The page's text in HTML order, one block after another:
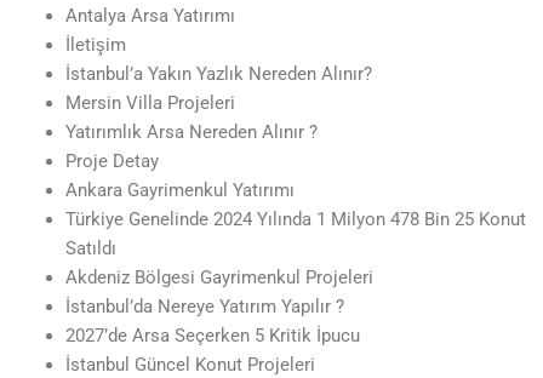
Antalya Arsa Yatırımı
İletişim
İstanbul’a Yakın Yazlık Nereden Alınır?
Mersin Villa Projeleri
Yatırımlık Arsa Nereden Alınır ?
Proje Detay
Ankara Gayrimenkul Yatırımı
Türkiye Genelinde 2024 Yılında 1 Milyon 478 Bin 25 Konut
Satıldı
Akdeniz Bölgesi Gayrimenkul Projeleri
İstanbul’da Nereye Yatırım Yapılır ?
2027’de Arsa Seçerken 5 Kritik İpucu
İstanbul Güncel Konut Projeleri